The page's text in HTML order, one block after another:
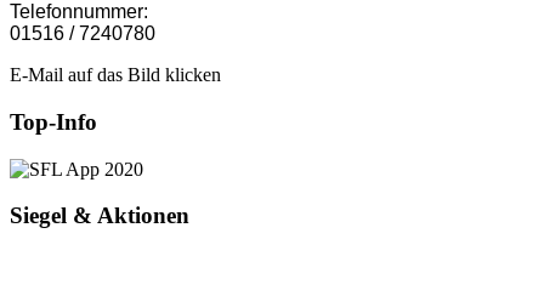
Telefonnummer:
01516 / 7240780
E-Mail auf das Bild klicken
Top-Info
Siegel & Aktionen